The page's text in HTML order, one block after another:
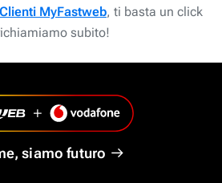
MyFastweb, ti basta un click
subito!
siamo futuro